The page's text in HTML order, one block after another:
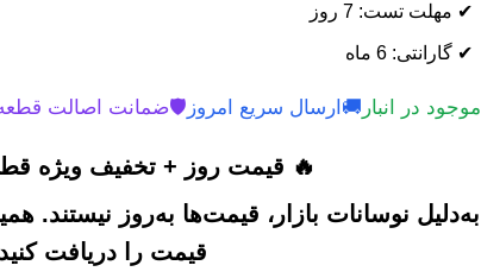
✔ مهلت تست: 7 روز
✔ گارانتی: 6 ماه
موجود در انبار 🚚 ارسال سریع امروز 🛡️ضمانت اصالت
🔥 قیمت روز + تخفیف ویژه
به‌دلیل نوسانات بازار، قیمت‌ها به‌روز نیستند.
قیمت را دریافت